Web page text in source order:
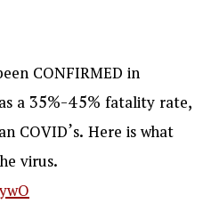
CONFIRMED in
a 35%-45% fatality rate,
COVID’s. Here is what
virus.